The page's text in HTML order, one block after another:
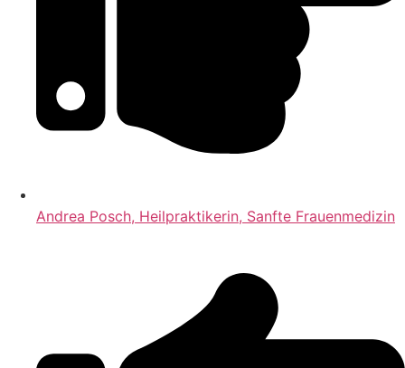
Andrea Posch, Heilpraktikerin, Sanfte Frauenmedizin